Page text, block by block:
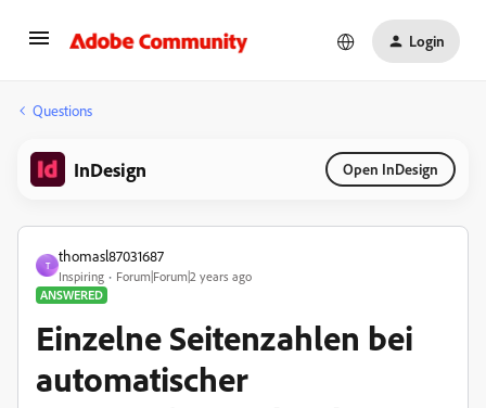
Login
Questions
InDesign Open InDesign
T
thomasl87031687
Inspiring
Forum|Forum|2 years ago
ANSWERED
Einzelne Seitenzahlen bei
automatischer